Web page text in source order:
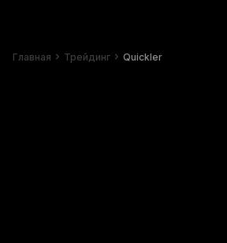
Главная Трейдинг Quickler